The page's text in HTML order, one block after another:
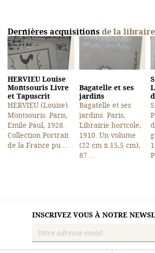
Dernières acquisitionsde la libraire
HERVIEU Louise
Montsouris Livre
et Tapuscrit
HERVIEU (Louise).
Montsouris. Paris,
Emile Paul, 1928.
Collection Portrait
de la France pu ...
Bagatelle et ses
jardins
Bagatelle et ses
jardins. Paris,
Librairie hortcole,
1910. Un volume
(22 cm x 15,5 cm),
87 ...
INSCRIVEZ VOUS À NOTRE